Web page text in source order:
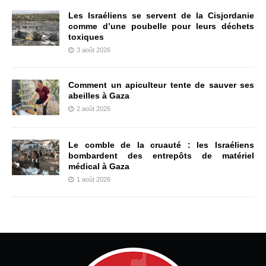
Les Israéliens se servent de la Cisjordanie
comme d’une poubelle pour leurs déchets
toxiques
3 août 2026
Comment un apiculteur tente de sauver ses
abeilles à Gaza
2 août 2026
Le comble de la cruauté : les Israéliens
bombardent des entrepôts de matériel
médical à Gaza
1 août 2026